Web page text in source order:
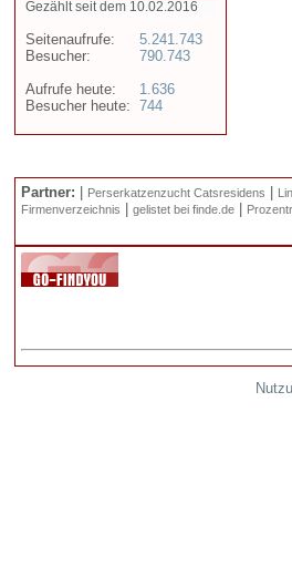
Gezählt seit dem 10.02.2016
Seitenaufrufe:
Besucher:
Aufrufe heute:
Besucher heute:
5.241.743
790.743
1.636
744
Partner: Perserkatzenzucht Catsresidens
Firmenverzeichnis
gelistet bei finde.de